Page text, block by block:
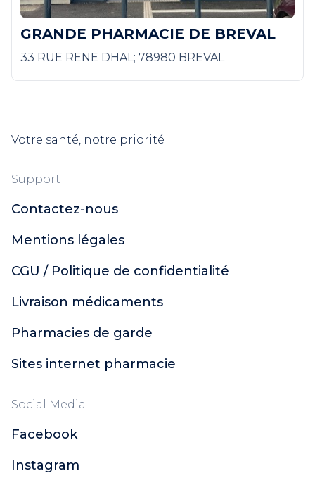
GRANDE PHARMACIE DE BREVAL
33 RUE RENE DHAL; 78980 BREVAL
Votre santé, notre priorité
Support
Contactez-nous
Mentions légales
CGU / Politique de confidentialité
Livraison médicaments
Pharmacies de garde
Sites internet pharmacie
Social Media
Facebook
Instagram